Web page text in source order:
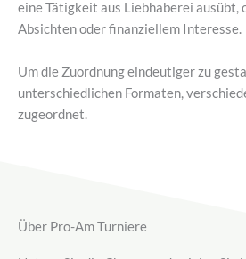
eine Tätigkeit aus Liebhaberei ausübt,
Absichten oder finanziellem Interesse.
Um die Zuordnung eindeutiger zu
unterschiedlichen Formaten,
zugeordnet.
Über Pro-Am Turniere